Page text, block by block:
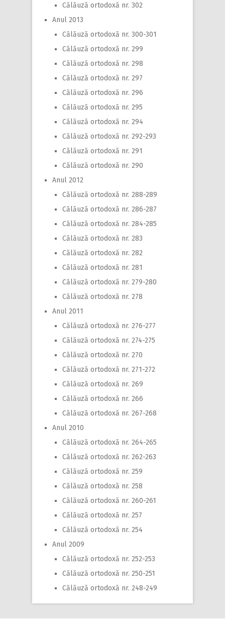
Călăuză ortodoxă nr. 302
Anul 2013
Călăuză ortodoxă nr. 300-301
Călăuză ortodoxă nr. 299
Călăuză ortodoxă nr. 298
Călăuză ortodoxă nr. 297
Călăuză ortodoxă nr. 296
Călăuză ortodoxă nr. 295
Călăuză ortodoxă nr. 294
Călăuză ortodoxă nr. 292-293
Călăuză ortodoxă nr. 291
Călăuză ortodoxă nr. 290
Anul 2012
Călăuză ortodoxă nr. 288-289
Călăuză ortodoxă nr. 286-287
Călăuză ortodoxă nr. 284-285
Călăuză ortodoxă nr. 283
Călăuză ortodoxă nr. 282
Călăuză ortodoxă nr. 281
Călăuză ortodoxă nr. 279-280
Călăuză ortodoxă nr. 278
Anul 2011
Călăuză ortodoxă nr. 276-277
Călăuză ortodoxă nr. 274-275
Călăuză ortodoxă nr. 270
Călăuză ortodoxă nr. 271-272
Călăuză ortodoxă nr. 269
Călăuză ortodoxă nr. 266
Călăuză ortodoxă nr. 267-268
Anul 2010
Călăuză ortodoxă nr. 264-265
Călăuză ortodoxă nr. 262-263
Călăuză ortodoxă nr. 259
Călăuză ortodoxă nr. 258
Călăuză ortodoxă nr. 260-261
Călăuză ortodoxă nr. 257
Călăuză ortodoxă nr. 254
Anul 2009
Călăuză ortodoxă nr. 252-253
Călăuză ortodoxă nr. 250-251
Călăuză ortodoxă nr. 248-249